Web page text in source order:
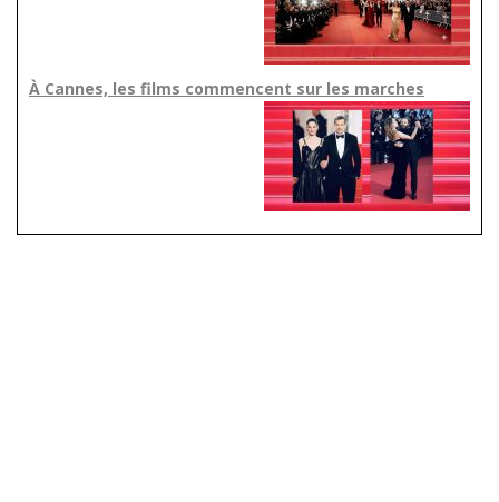
À Cannes, les films commencent sur les marches